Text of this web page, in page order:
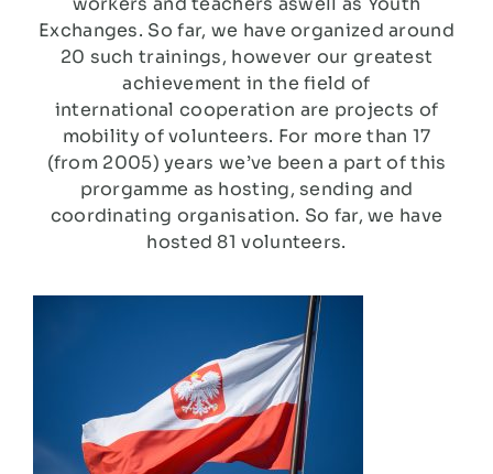
Exchanges. So far, we have organized around
20 such trainings, however our greatest
achievement in the field of
internationalcooperation are projects of
mobility of volunteers. For more than 17
(from 2005) years we’ve been a part of this
prorgamme as hosting, sending and
coordinating organisation. So far, we have
hosted 81 volunteers.